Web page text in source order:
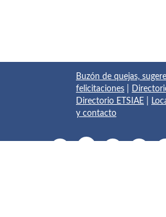
Buzón de quejas,
felicitaciones
Directorio ETSIAE
y contacto